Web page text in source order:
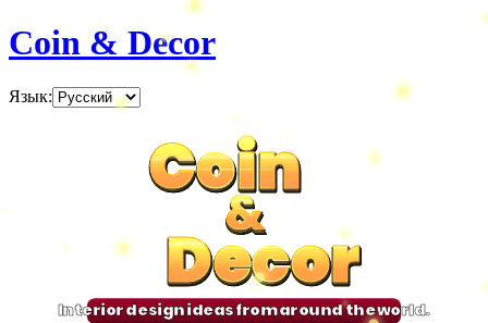
Coin & Decor
Язык:
Coin
&
Decor
Coin
&
Decor
Coin
&
Decor
Coin
&
Decor
Interior design ideas from around the world.